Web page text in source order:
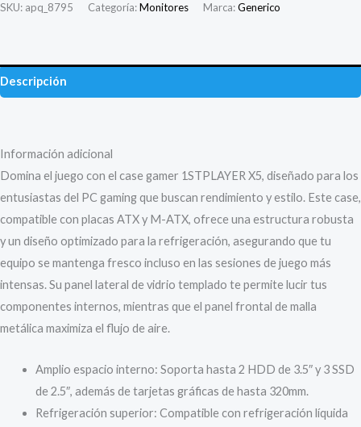
SKU: apq_8795 Categoría:Monitores Marca:Generico
Descripción
Información adicional
Domina el juego con el case gamer 1STPLAYER X5, diseñado para los
entusiastas del PC gaming que buscan rendimiento y estilo. Este case,
compatible con placas ATX y M-ATX, ofrece una estructura robusta
y un diseño optimizado para la refrigeración, asegurando que tu
equipo se mantenga fresco incluso en las sesiones de juego más
intensas. Su panel lateral de vidrio templado te permite lucir tus
componentes internos, mientras que el panel frontal de malla
metálica maximiza el flujo de aire.
Amplio espacio interno: Soporta hasta 2 HDD de 3.5″ y 3 SSD
de 2.5″, además de tarjetas gráficas de hasta 320mm.
Refrigeración superior: Compatible con refrigeración líquida